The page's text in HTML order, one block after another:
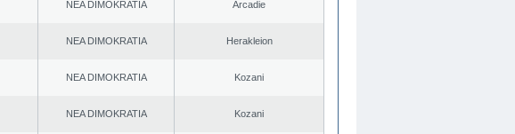
NEA DΙMOKRATIA Arcadie
NEA DΙMOKRATIA Herakleion
NEA DΙMOKRATIA Kozani
NEA DΙMOKRATIA Kozani